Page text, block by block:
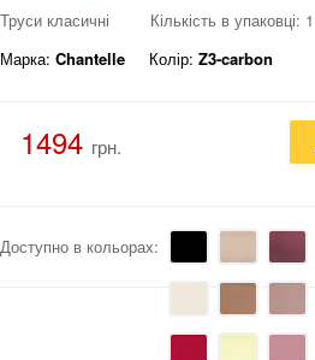
Труси класичні
Кількість в упаковці: 1
Марка: Chantelle Колір: Z3-carbon
1494 грн.
Доступно в кольорах: